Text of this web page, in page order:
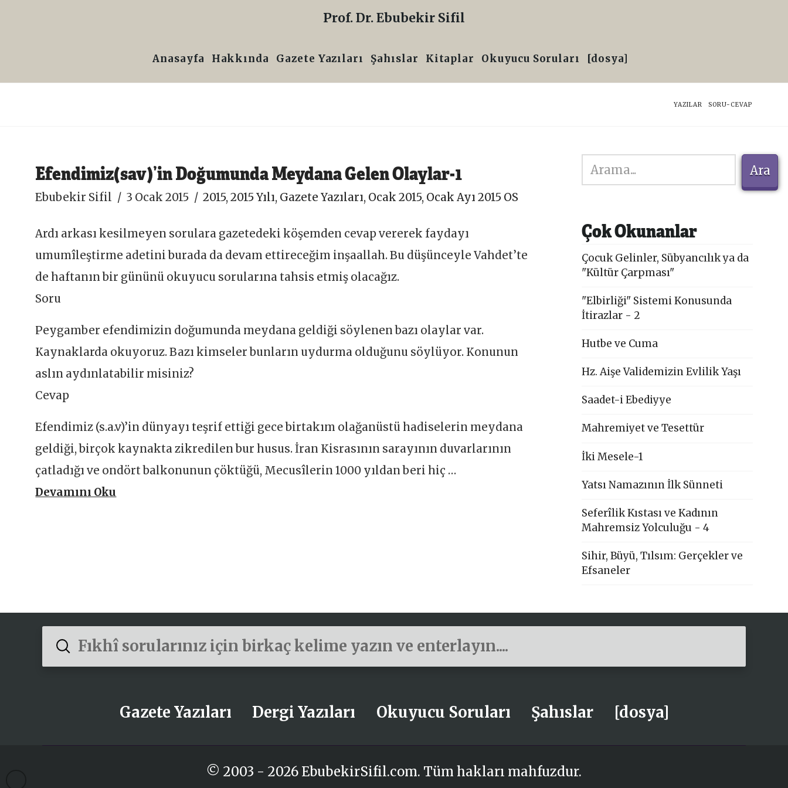
Sifil
Prof. Dr. Ebubekir Sifil
Anasayfa Hakkında Gazete Yazıları Şahıslar Kitaplar Okuyucu Soruları [dosya]
HOME
YAZILAR SORU-CEVAP
Efendimiz(sav)’in Doğumunda Meydana Gelen Olaylar-1
Ebubekir Sifil 3 Ocak 2015 2015,2015 Yılı, Gazete Yazıları, Ocak 2015, Ocak Ayı 2015 OS
Ardı arkası kesilmeyen sorulara gazetedeki köşemden cevap vererek faydayı
umumîleştirme adetini burada da devam ettireceğim inşaallah. Bu düşünceyle Vahdet’te
de haftanın bir gününü okuyucu sorularına tahsis etmiş olacağız.
Soru
Peygamber efendimizin doğumunda meydana geldiği söylenen bazı olaylar var.
Kaynaklarda okuyoruz. Bazı kimseler bunların uydurma olduğunu söylüyor. Konunun
aslın aydınlatabilir misiniz?
Cevap
Efendimiz (s.a.v)’in dünyayı teşrif ettiği gece birtakım olağanüstü hadiselerin meydana
geldiği, birçok kaynakta zikredilen bur husus. İran Kisrasının sarayının duvarlarının
çatladığı ve ondört balkonunun çöktüğü, Mecusîlerin 1000 yıldan beri hiç …
Devamını Oku
Ara
Ara
Çok Okunanlar
Çocuk Gelinler, Sübyancılık ya da
"Kültür Çarpması"
"Elbirliği" Sistemi Konusunda
İtirazlar - 2
Hutbe ve Cuma
Hz. Aişe Validemizin Evlilik Yaşı
Saadet-i Ebediyye
Mahremiyet ve Tesettür
İki Mesele-1
Yatsı Namazının İlk Sünneti
Seferîlik Kıstası ve Kadının
Mahremsiz Yolculuğu - 4
Sihir, Büyü, Tılsım: Gerçekler ve
Efsaneler
Search
Submit
Gazete Yazıları Dergi Yazıları Okuyucu Soruları Şahıslar [dosya]
© 2003 - 2026 EbubekirSifil.com. Tüm hakları mahfuzdur.